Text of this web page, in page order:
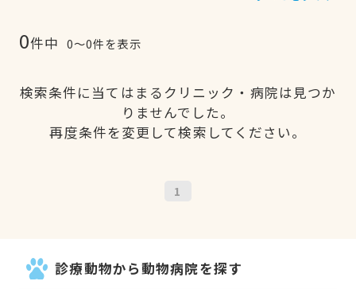
0件中 0〜0件を表示
検索条件に当てはまるクリニック・病院は見つか
りませんでした。
再度条件を変更して検索してください。
1
診療動物から動物病院を探す